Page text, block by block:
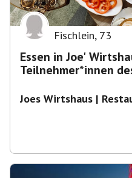
Fischlein, 73
Essen in Joe'
Teilnehmer*innen
Joes Wirtshaus |